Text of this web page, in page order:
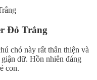
Đỏ Trắng
chó này rất thân thiện và
dữ. Hồn nhiên đáng
con.